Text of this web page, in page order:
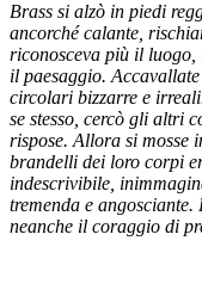
Brass si alzò in piedi
ancorché calante,
riconosceva più il luogo,
il paesaggio.
circolari bizzarre e
se stesso, cercò gli altri
rispose. Allora si mosse
brandelli dei loro corpi
indescrivibile,
tremenda e
neanche il coraggio di